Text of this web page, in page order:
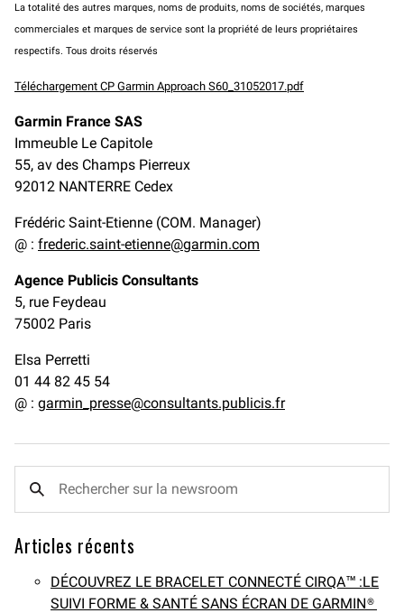
La totalité des autres marques, noms de produits, noms de sociétés, marques
commerciales et marques de service sont la propriété de leurs propriétaires
respectifs. Tous droits réservés
Téléchargement CP Garmin Approach S60_31052017.pdf
Garmin France SAS
Immeuble Le Capitole
55, av des Champs Pierreux
92012 NANTERRE Cedex
Frédéric Saint-Etienne (COM. Manager)
@ : frederic.saint-etienne@garmin.com
Agence Publicis Consultants
5, rue Feydeau
75002 Paris
Elsa Perretti
01 44 82 45 54
@ : garmin_presse@consultants.publicis.fr
Articles récents
DÉCOUVREZ LE BRACELET CONNECTÉ CIRQA™ :LE
SUIVI FORME & SANTÉ SANS ÉCRAN DE GARMIN®